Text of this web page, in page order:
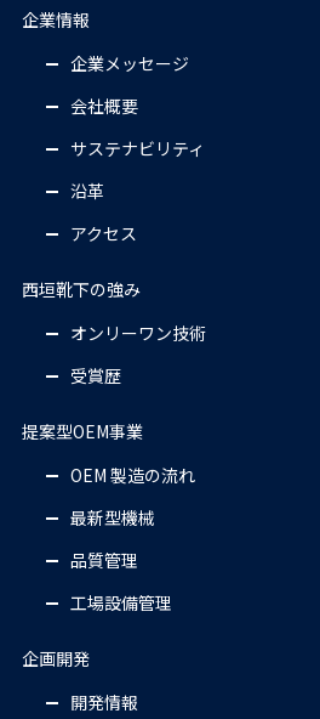
企業情報
企業メッセージ
会社概要
サステナビリティ
沿革
アクセス
西垣靴下の強み
オンリーワン技術
受賞歴
提案型OEM事業
OEM 製造の流れ
最新型機械
品質管理
工場設備管理
企画開発
開発情報